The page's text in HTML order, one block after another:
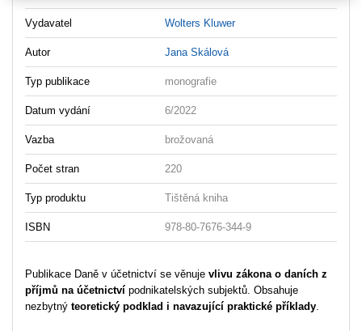
Vydavatel Wolters Kluwer
Autor Jana Skálová
Typ publikace monografie
Datum vydání 6/2022
Vazba brožovaná
Počet stran 220
Typ produktu Tištěná kniha
ISBN 978-80-7676-344-9
Publikace Daně v účetnictví se věnuje vlivu zákona o daních z
příjmů na účetnictví podnikatelských subjektů. Obsahuje
nezbytný teoretický podklad i navazující praktické příklady